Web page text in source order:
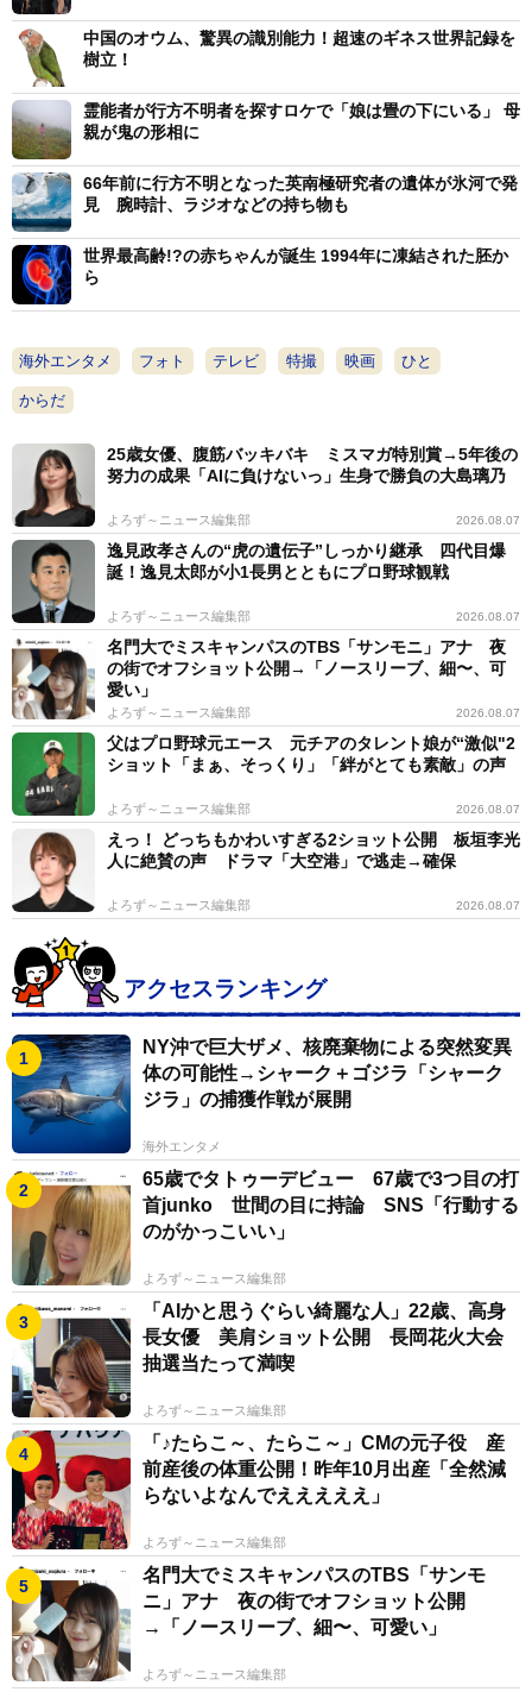
中国のオウム、驚異の識別能力！超速のギネス世界記録を
樹立！
霊能者が行方不明者を探すロケで「娘は畳の下にいる」 母
親が鬼の形相に
66年前に行方不明となった英南極研究者の遺体が氷河で発
見 腕時計、ラジオなどの持ち物も
世界最高齢!?の赤ちゃんが誕生 1994年に凍結された胚か
ら
海外エンタメ フォト テレビ 特撮 映画 ひと
からだ
25歳女優、腹筋バッキバキ ミスマガ特別賞→5年後の
努力の成果「AIに負けないっ」生身で勝負の大島璃乃
よろず～ニュース編集部 2026.08.07
逸見政孝さんの“虎の遺伝子”しっかり継承 四代目爆
誕！逸見太郎が小1長男とともにプロ野球観戦
よろず～ニュース編集部 2026.08.07
名門大でミスキャンパスのTBS「サンモニ」アナ 夜
の街でオフショット公開→「ノースリーブ、細〜、可
愛い」
よろず～ニュース編集部 2026.08.07
父はプロ野球元エース 元チアのタレント娘が“激似"2
ショット「まぁ、そっくり」「絆がとても素敵」の声
よろず～ニュース編集部 2026.08.07
えっ！ どっちもかわいすぎる2ショット公開 板垣李光
人に絶賛の声 ドラマ「大空港」で逃走→確保
よろず～ニュース編集部 2026.08.07
アクセスランキング
NY沖で巨大ザメ、核廃棄物による突然変異
体の可能性→シャーク＋ゴジラ「シャーク
ジラ」の捕獲作戦が展開
海外エンタメ
65歳でタトゥーデビュー 67歳で3つ目の打
首junko 世間の目に持論 SNS「行動する
のがかっこいい」
よろず～ニュース編集部
「AIかと思うぐらい綺麗な人」22歳、高身
長女優 美肩ショット公開 長岡花火大会
抽選当たって満喫
よろず～ニュース編集部
「♪たらこ～、たらこ～」CMの元子役 産
前産後の体重公開！昨年10月出産「全然減
らないよなんでえええええ」
よろず～ニュース編集部
名門大でミスキャンパスのTBS「サンモ
ニ」アナ 夜の街でオフショット公開
→「ノースリーブ、細〜、可愛い」
よろず～ニュース編集部